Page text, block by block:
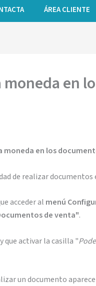
ÁREA CLIENTE
moneda en
moneda en los
de realizar
acceder al menú
de venta".
que activar la casilla "
un documento